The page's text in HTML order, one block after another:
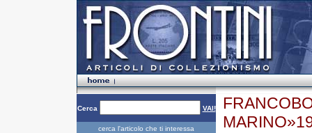
Cerca VAI!
cerca l'articolo che ti interessa